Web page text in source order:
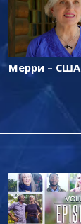
Мерри – США